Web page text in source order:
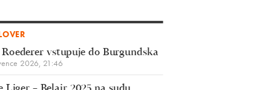
vstupuje do Burgundska
2026, 21:46